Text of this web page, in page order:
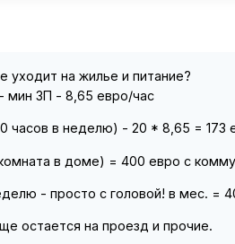
уходит на жилье и питание?
мин ЗП - 8,65 евро/час
часов в неделю) - 20 * 8,65 = 173
в доме) = 400 евро с
- просто с головой! в мес. =
остается на проезд и прочие.